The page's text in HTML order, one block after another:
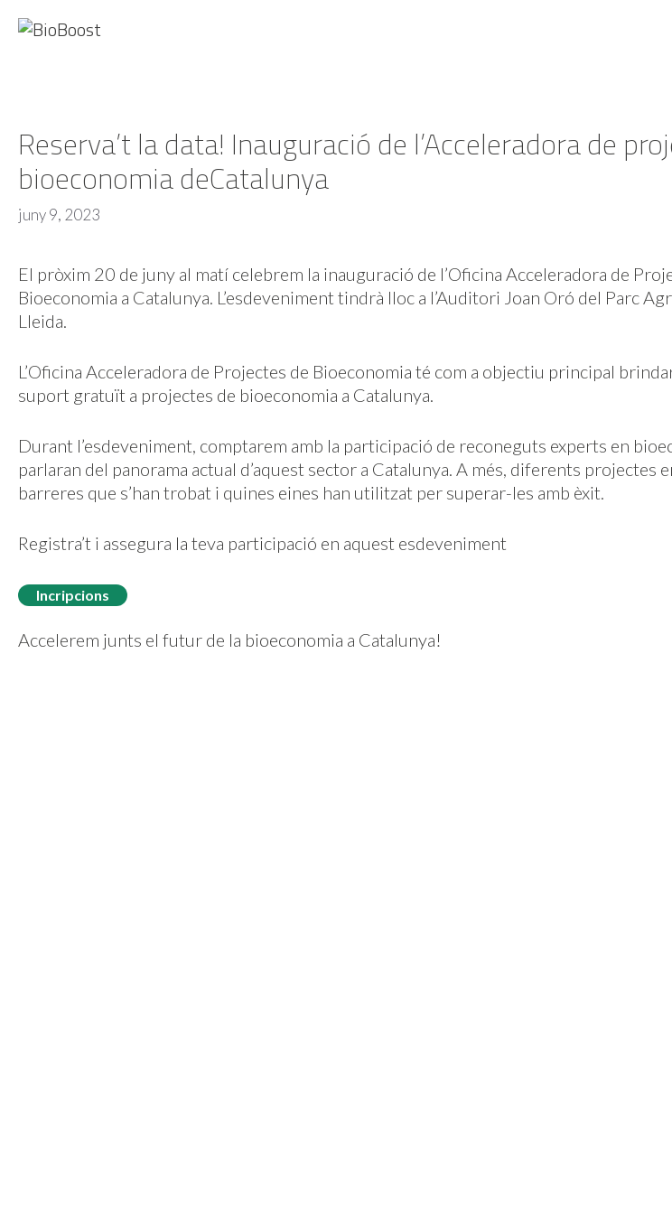
Reserva’t la data! Inauguració de l’Acceleradora de
bioeconomia deCatalunya
juny 9, 2023
El pròxim 20 de juny al matí celebrem la inauguració de l’Oficina Acceleradora de
Bioeconomia a Catalunya. L’esdeveniment tindrà lloc a l’Auditori Joan Oró del Parc
Lleida.
L’Oficina Acceleradora de Projectes de Bioeconomia té com a objectiu principal
suport gratuït a projectes de bioeconomia a Catalunya.
Durant l’esdeveniment, comptarem amb la participació de reconeguts experts en
parlaran del panorama actual d’aquest sector a Catalunya. A més, diferents projectes
barreres que s’han trobat i quines eines han utilitzat per superar-les amb èxit.
Registra’t i assegura la teva participació en aquest esdeveniment
Incripcions
Accelerem junts el futur de la bioeconomia a Catalunya!